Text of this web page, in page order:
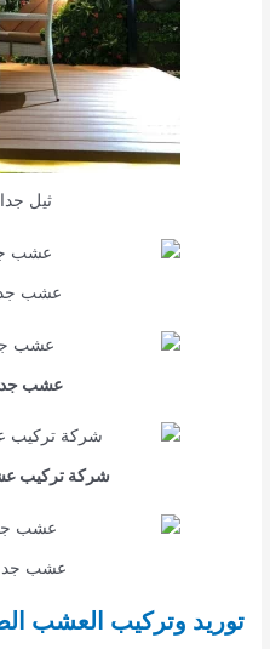
ثيل
عشب
عشب
شركة تركيب
عشب
توريد وتركيب العشب